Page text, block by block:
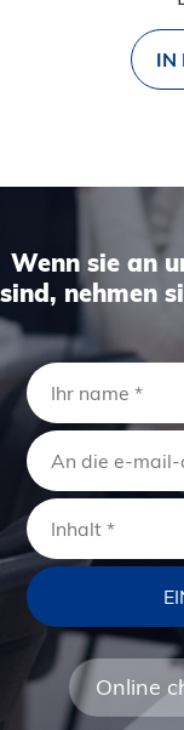
IN
Wenn sie an
sind, nehmen
Online